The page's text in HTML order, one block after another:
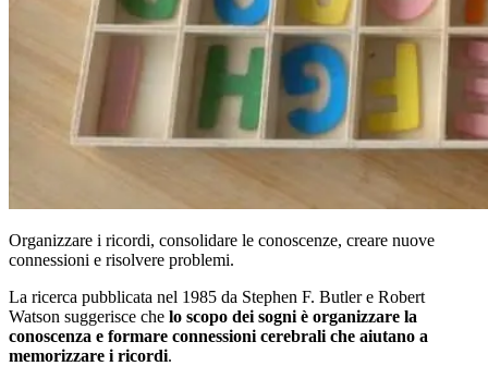
Organizzare i ricordi, consolidare le conoscenze, creare nuove
connessioni e risolvere problemi.
La ricerca pubblicata nel 1985 da Stephen F. Butler e Robert
Watson suggerisce che lo scopo dei sogni è organizzare la
conoscenza e formare connessioni cerebrali che aiutano a
memorizzare i ricordi.